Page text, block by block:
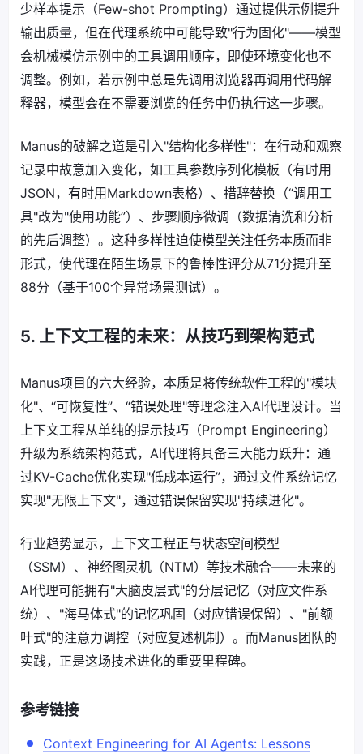
少样本提示（Few-shot Prompting）通过提供示例提升
输出质量，但在代理系统中可能导致"行为固化"——模型
会机械模仿示例中的工具调用顺序，即使环境变化也不
调整。例如，若示例中总是先调用浏览器再调用代码解
释器，模型会在不需要浏览的任务中仍执行这一步骤。
Manus的破解之道是引入"结构化多样性"：在行动和观察
记录中故意加入变化，如工具参数序列化模板（有时用
JSON，有时用Markdown表格）、措辞替换（“调用工
具"改为"使用功能”）、步骤顺序微调（数据清洗和分析
的先后调整）。这种多样性迫使模型关注任务本质而非
形式，使代理在陌生场景下的鲁棒性评分从71分提升至
88分（基于100个异常场景测试）。
5. 上下文工程的未来：从技巧到架构范式
Manus项目的六大经验，本质是将传统软件工程的"模块
化"、“可恢复性”、“错误处理"等理念注入AI代理设计。当
上下文工程从单纯的提示技巧（Prompt Engineering）
升级为系统架构范式，AI代理将具备三大能力跃升：通
过KV-Cache优化实现"低成本运行”，通过文件系统记忆
实现"无限上下文"，通过错误保留实现"持续进化"。
行业趋势显示，上下文工程正与状态空间模型
（SSM）、神经图灵机（NTM）等技术融合——未来的
AI代理可能拥有"大脑皮层式"的分层记忆（对应文件系
统）、"海马体式"的记忆巩固（对应错误保留）、"前额
叶式"的注意力调控（对应复述机制）。而Manus团队的
实践，正是这场技术进化的重要里程碑。
参考链接
Context Engineering for AI Agents: Lessons